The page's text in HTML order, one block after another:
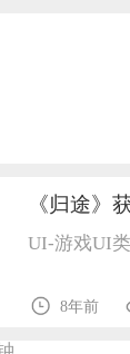
UI-游戏UI
8年前